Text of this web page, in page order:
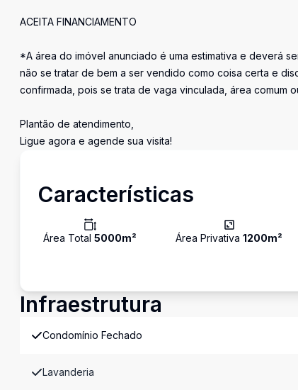
ACEITA FINANCIAMENTO
*A área do imóvel anunciado é uma estimativa e deverá
não se tratar de bem a ser vendido como coisa certa e
confirmada, pois se trata de vaga vinculada, área comum
Plantão de atendimento,
Ligue agora e agende sua visita!
Características
Área Total 5000m² Área Privativa1200m²
Infraestrutura
Condomínio Fechado
Lavanderia